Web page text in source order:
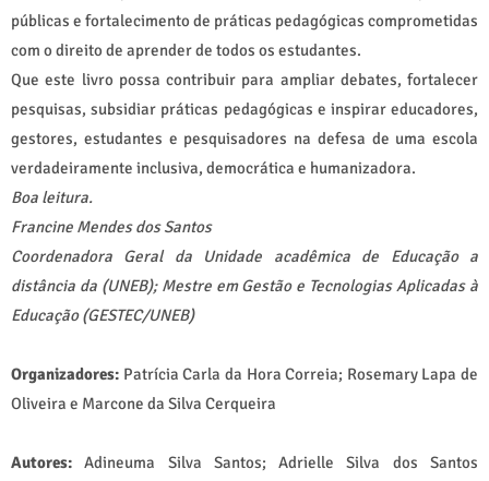
públicas e fortalecimento de práticas pedagógicas comprometidas
com o direito de aprender de todos os estudantes.
Que este livro possa contribuir para ampliar debates, fortalecer
pesquisas, subsidiar práticas pedagógicas e inspirar educadores,
gestores, estudantes e pesquisadores na defesa de uma escola
verdadeiramente inclusiva, democrática e humanizadora.
Boa leitura.
Francine Mendes dos Santos
Coordenadora Geral da Unidade acadêmica de Educação a
distância da (UNEB); Mestre em Gestão e Tecnologias Aplicadas à
Educação (GESTEC/UNEB)
Organizadores: Patrícia Carla da Hora Correia; Rosemary Lapa de
Oliveira e Marcone da Silva Cerqueira
Autores:Adineuma Silva Santos; Adrielle Silva dos Santos